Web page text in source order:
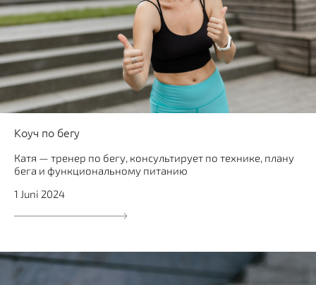
Коуч по бегу
Катя — тренер по бегу, консультирует по технике, плану
бега и функциональному питанию
1 Juni 2024